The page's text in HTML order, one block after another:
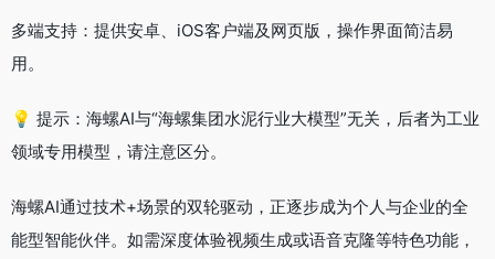
多端支持：提供安卓、iOS客户端及网页版，操作界面简洁易
用。
💡 提示：海螺AI与“海螺集团水泥行业大模型”无关，后者为工业
领域专用模型，请注意区分。
海螺AI通过技术+场景的双轮驱动，正逐步成为个人与企业的全
能型智能伙伴。如需深度体验视频生成或语音克隆等特色功能，